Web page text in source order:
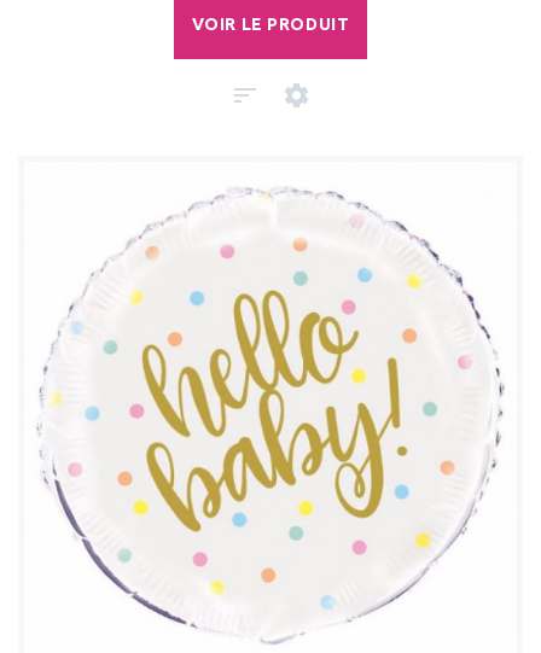
VOIR LE PRODUIT